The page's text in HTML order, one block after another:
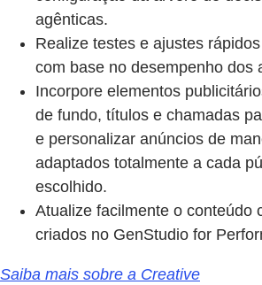
agênticas.
Realize testes e ajustes
com base no desempenho dos
Incorpore elementos
de fundo, títulos e chamadas
e personalizar anúncios de
adaptados totalmente a cada
escolhido.
Atualize facilmente o conteúdo
criados no GenStudio for
Saiba mais sobre a Creative